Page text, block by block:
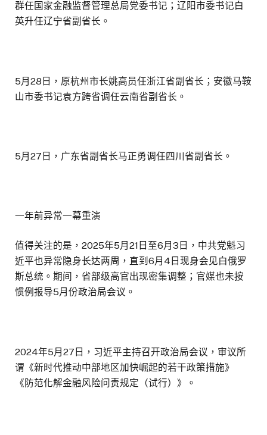
群任国家金融监督管理总局党委书记；辽阳市委书记白
英升任辽宁省副省长。
5月28日，原杭州市长姚高员任浙江省副省长；安徽马鞍
山市委书记袁方跨省调任云南省副省长。
5月27日，广东省副省长马正勇调任四川省副省长。
一年前异常一幕重演
值得关注的是，2025年5月21日至6月3日，中共党魁习
近平也异常隐身长达两周，直到6月4日现身会见白俄罗
斯总统。期间，省部级高官出现密集调整；官媒也未按
惯例报导5月份政治局会议。
2024年5月27日，习近平主持召开政治局会议，审议所
谓《新时代推动中部地区加快崛起的若干政策措施》
《防范化解金融风险问责规定（试行）》。